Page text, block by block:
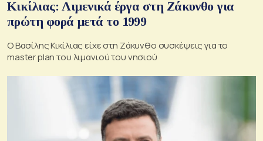
Κικίλιας: Λιμενικά έργα στη Ζάκυνθο για
πρώτη φορά μετά το 1999
Ο Βασίλης Κικίλιας είχε στη Ζάκυνθο συσκέψεις για το
master plan του λιμανιού του νησιού